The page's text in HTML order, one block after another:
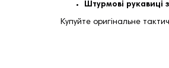
Штурмові рукавиці
Купуйте оригінальне